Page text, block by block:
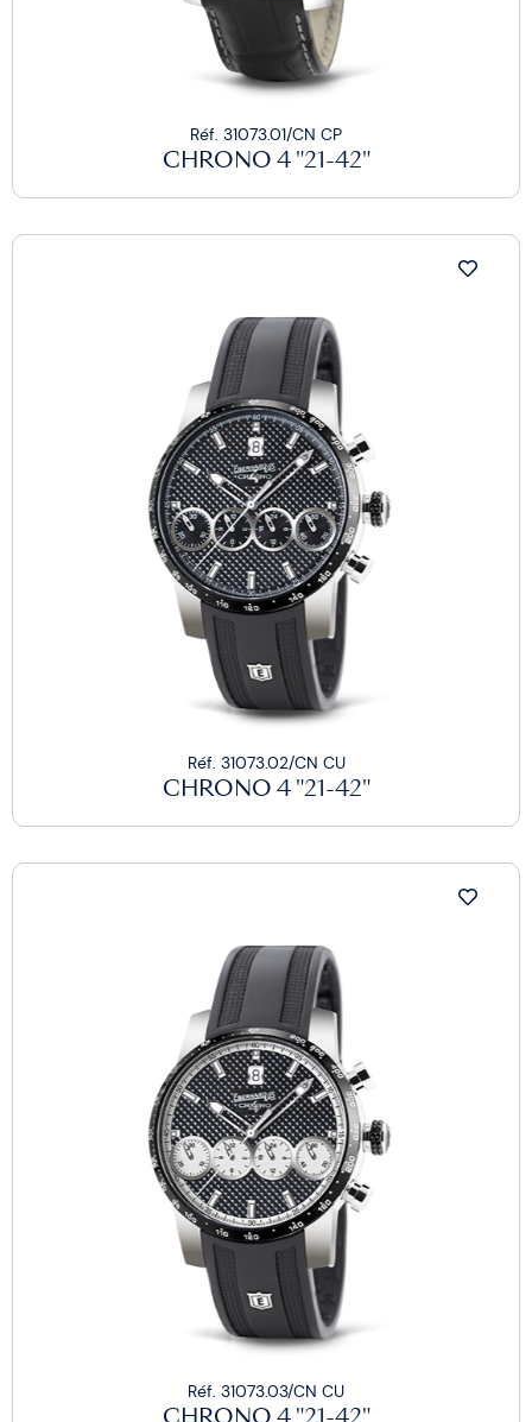
Réf. 31073.01/CN CP
CHRONO 4 "21-42"
Réf. 31073.02/CN CU
CHRONO 4 "21-42"
Réf. 31073.03/CN CU